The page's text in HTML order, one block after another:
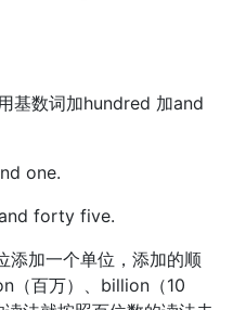
基数词加hundred 加and
one.
forty five.
添加一个单位，添加的顺
（百万）、billion（10